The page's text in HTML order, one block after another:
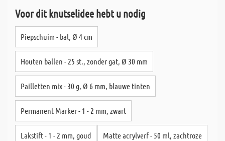
Voor dit knutselidee hebt u nodig
Piepschuim - bal, Ø 4 cm
Houten ballen - 25 st., zonder gat, Ø 30 mm
Pailletten mix - 30 g, Ø 6 mm, blauwe tinten
Permanent Marker - 1 - 2 mm, zwart
Lakstift - 1 - 2 mm, goud Matte acrylverf - 50 ml, zachtroze